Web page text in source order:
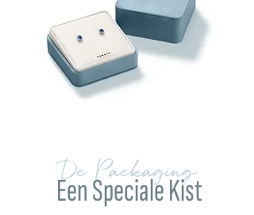
De Packaging
Een Speciale Kist